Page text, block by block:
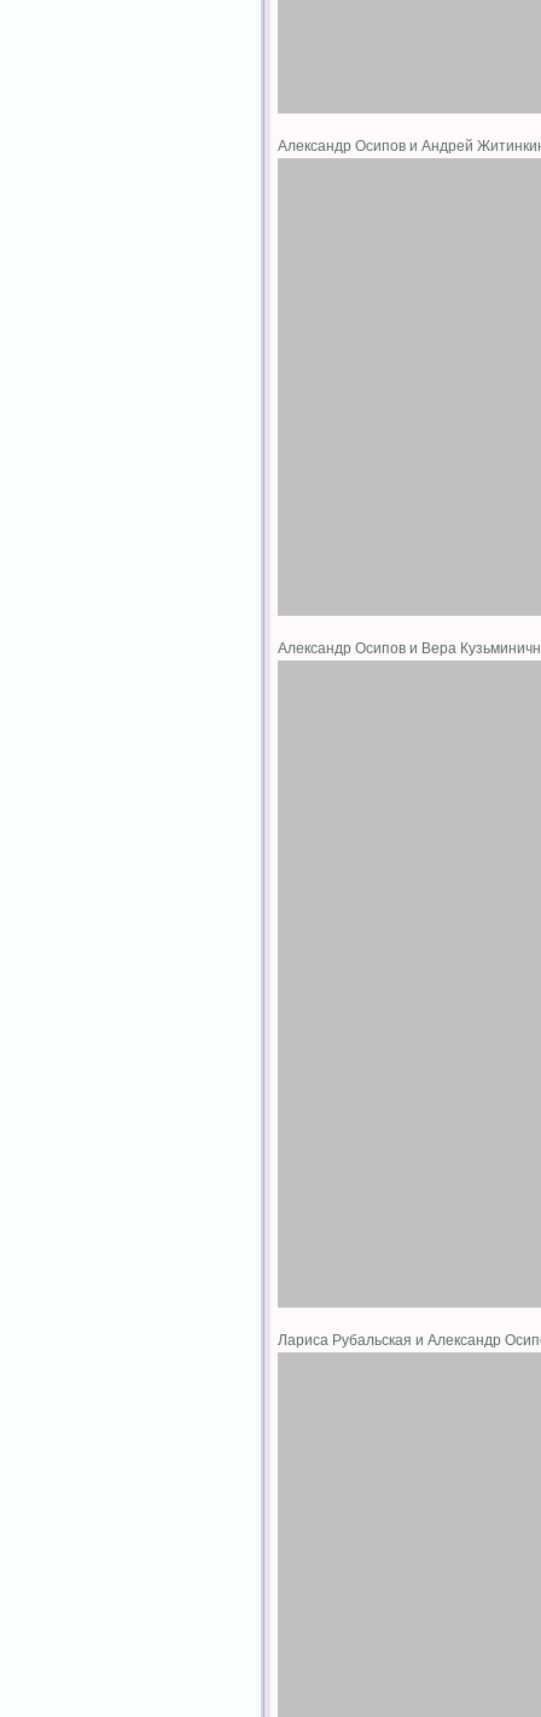
Александр Осипов и Андрей
Александр Осипов и Вера
Лариса Рубальская и Александр